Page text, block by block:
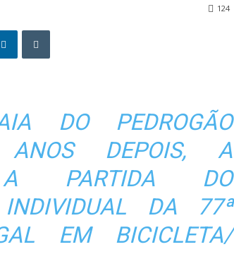
124
DO PEDROGÃO
ANOS DEPOIS, A
PARTIDA DO
INDIVIDUAL DA 77ª
EM BICICLETA/